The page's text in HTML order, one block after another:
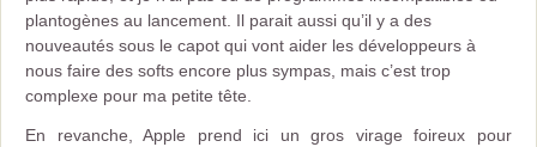
plantogènes au lancement. Il parait aussi qu’il y a des
nouveautés sous le capot qui vont aider les développeurs à
nous faire des softs encore plus sympas, mais c’est trop
complexe pour ma petite tête.
En revanche, Apple prend ici un gros virage foireux pour